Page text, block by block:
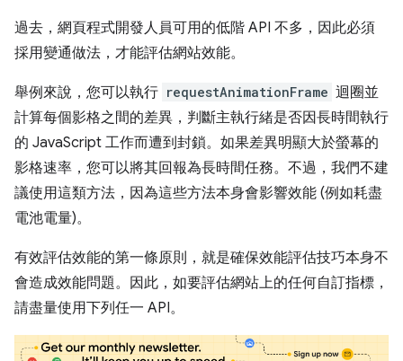
過去，網頁程式開發人員可用的低階 API 不多，因此必須
採用變通做法，才能評估網站效能。
舉例來說，您可以執行 requestAnimationFrame 迴圈並
計算每個影格之間的差異，判斷主執行緒是否因長時間執行
的 JavaScript 工作而遭到封鎖。如果差異明顯大於螢幕的
影格速率，您可以將其回報為長時間任務。不過，我們不建
議使用這類方法，因為這些方法本身會影響效能 (例如耗盡
電池電量)。
有效評估效能的第一條原則，就是確保效能評估技巧本身不
會造成效能問題。因此，如要評估網站上的任何自訂指標，
請盡量使用下列任一 API。